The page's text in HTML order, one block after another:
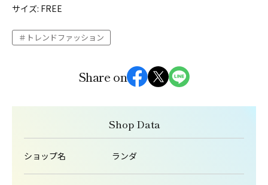
サイズ: FREE
トレンドファッション
Share on
Shop Data
ショップ名 ランダ